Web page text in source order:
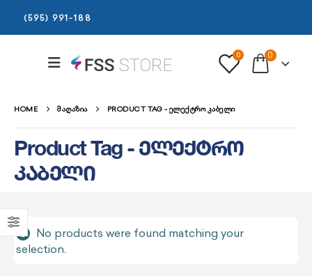
(595) 991-188
0 0
HOME ᲛᲐᲦᲐᲖᲘᲐ PRODUCT TAG - ᲔᲚᲔᲥᲢᲠᲝ ᲙᲐᲑᲔᲚᲘ
Product Tag - ელექტრო
კაბელი
No products were found matching your
selection.